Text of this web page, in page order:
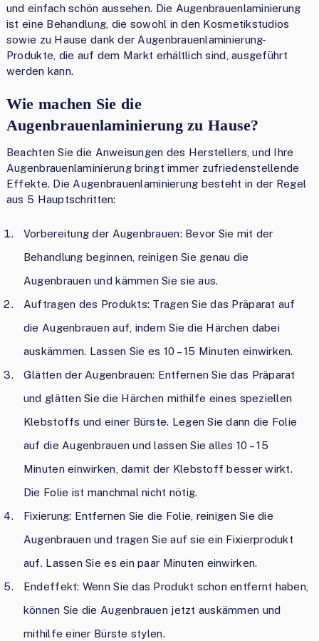
und einfach schön aussehen. Die Augenbrauenlaminierung
ist eine Behandlung, die sowohl in den Kosmetikstudios
sowie zu Hause dank der Augenbrauenlaminierung-
Produkte, die auf dem Markt erhältlich sind, ausgeführt
werden kann.
Wie machen Sie die
Augenbrauenlaminierung zu Hause?
Beachten Sie die Anweisungen des Herstellers, und Ihre
Augenbrauenlaminierung bringt immer zufriedenstellende
Effekte. Die Augenbrauenlaminierung besteht in der Regel
aus 5 Hauptschritten:
Vorbereitung der Augenbrauen: Bevor Sie mit der
Behandlung beginnen, reinigen Sie genau die
Augenbrauen und kämmen Sie sie aus.
Auftragen des Produkts: Tragen Sie das Präparat auf
die Augenbrauen auf, indem Sie die Härchen dabei
auskämmen. Lassen Sie es 10 – 15 Minuten einwirken.
Glätten der Augenbrauen: Entfernen Sie das Präparat
und glätten Sie die Härchen mithilfe eines speziellen
Klebstoffs und einer Bürste. Legen Sie dann die Folie
auf die Augenbrauen und lassen Sie alles 10 – 15
Minuten einwirken, damit der Klebstoff besser wirkt.
Die Folie ist manchmal nicht nötig.
Fixierung: Entfernen Sie die Folie, reinigen Sie die
Augenbrauen und tragen Sie auf sie ein Fixierprodukt
auf. Lassen Sie es ein paar Minuten einwirken.
Endeffekt: Wenn Sie das Produkt schon entfernt haben,
können Sie die Augenbrauen jetzt auskämmen und
mithilfe einer Bürste stylen.